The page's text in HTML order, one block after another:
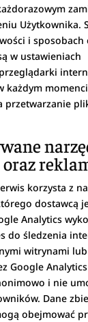
Użytkownika.
i sposobach
w ustawieniach
każdym
przetwarzanie
korzysta z
dostawcą
Analytics
do śledzenia
witrynami
Google
i nie
Dane
obejmować